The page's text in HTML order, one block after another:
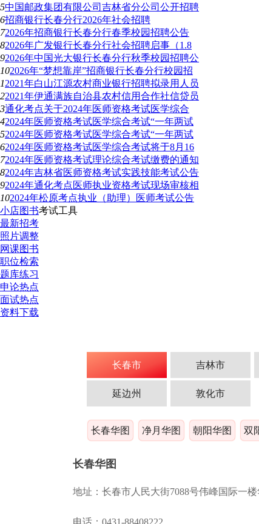
5中国邮政集团有限公司吉林省分公司公开招聘
6招商银行长春分行2026年社会招聘
72026年招商银行长春分行春季校园招聘公告
82026年广发银行长春分行社会招聘启事（1.8
92026年中国光大银行长春分行秋季校园招聘公
102026年“梦想靠岸”招商银行长春分行校园招
12021年白山江源农村商业银行招聘拟录用人员
22021年伊通满族自治县农村信用合作社信贷员
3通化考点关于2024年医师资格考试医学综合
42024年医师资格考试医学综合考试“一年两试
52024年医师资格考试医学综合考试“一年两试
62024年医师资格考试医学综合考试将于8月16
72024年医师资格考试理论综合考试缴费的通知
82024年吉林省医师资格考试实践技能考试公告
92024年通化考点医师执业资格考试现场审核相
102024年松原考点执业（助理）医师考试公告
小店图书考试工具
最新招考
照片调整
网课图书
职位检索
题库练习
申论热点
面试热点
资料下载